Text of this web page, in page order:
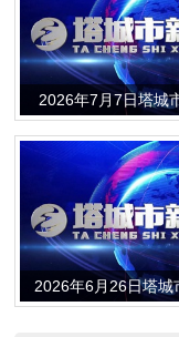
2026年7月7日塔城
2026年6月26日塔城